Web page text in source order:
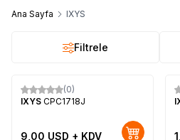
Ana Sayfa IXYS
Filtrele
Yeni
(0)
IXYS CPC1718J
9,00 USD + KDV